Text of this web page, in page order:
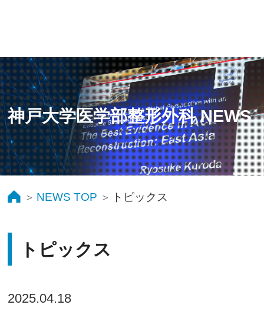
神戸大学医学部整形外科 NEWS
NEWS TOP トピックス
トピックス
2025.04.18